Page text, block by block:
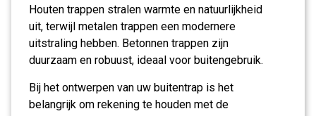
Houten trappen stralen warmte en natuurlijkheid
uit, terwijl metalen trappen een modernere
uitstraling hebben. Betonnen trappen zijn
duurzaam en robuust, ideaal voor buitengebruik.
Bij het ontwerpen van uw buitentrap is het
belangrijk om rekening te houden met de